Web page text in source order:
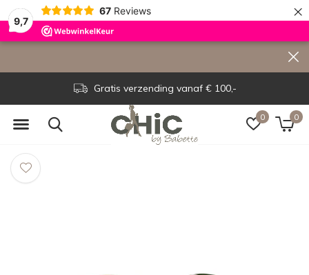
9,7
67 Reviews ×
0 0
Gratis verzending vanaf € 100,-